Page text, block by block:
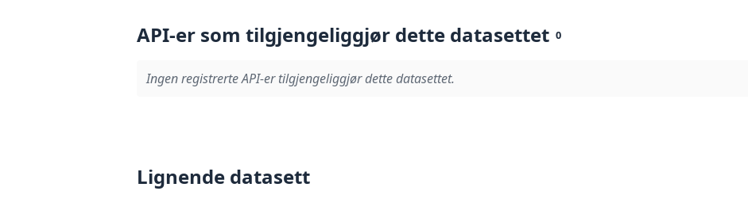
API-er som tilgjengeliggjør dette datasettet 0
Ingen registrerte API-er tilgjengeliggjør dette datasettet.
Lignende datasett